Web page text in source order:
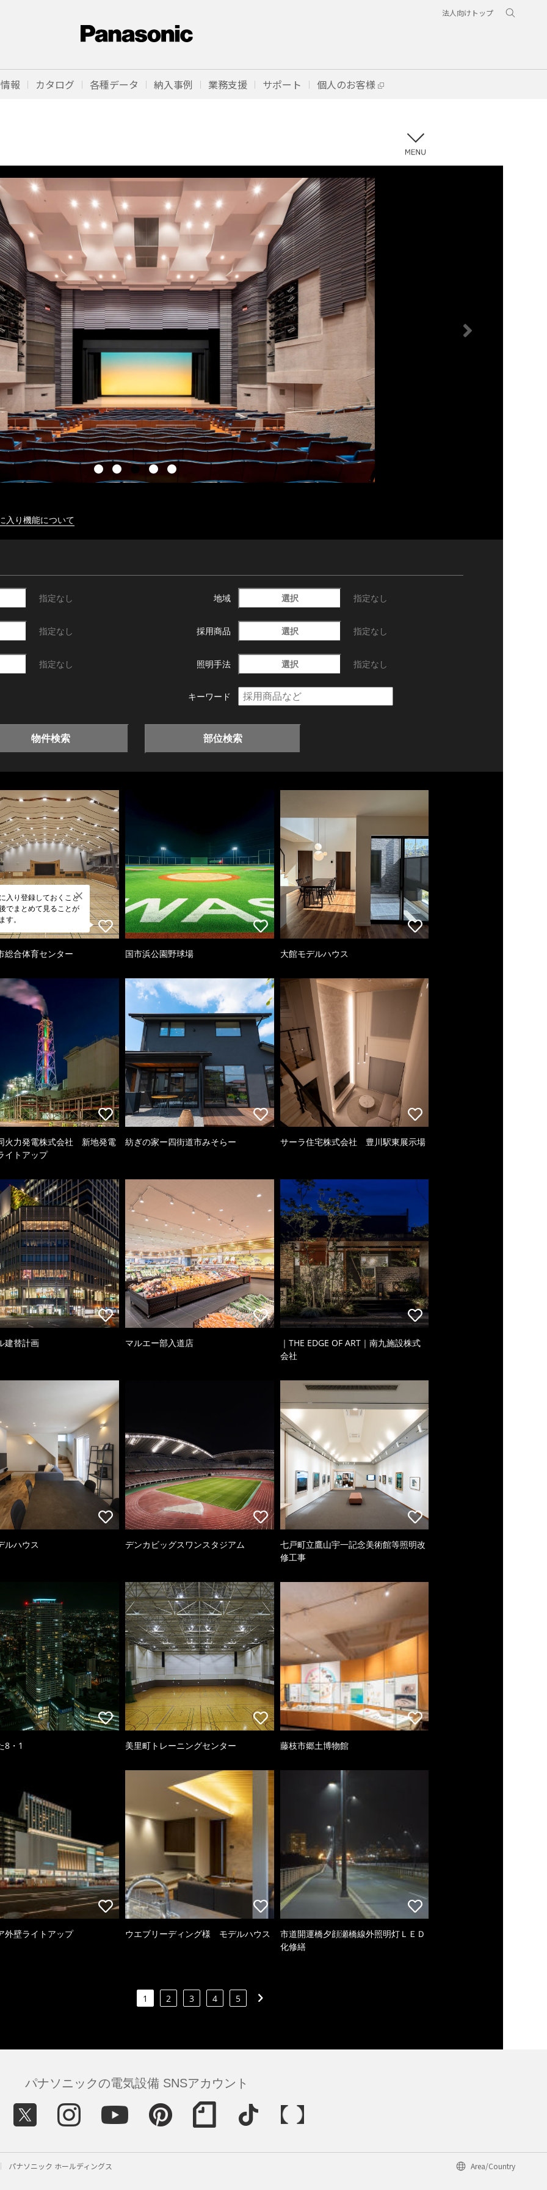
法人向けトップ
報 カタログ 各種データ 納入事例 業務支援 サポート 個人のお客様
入り機能について
指定なし 地域 選択 指定なし
指定なし 採用商品 選択 指定なし
指定なし 照明手法 選択 指定なし
キーワード
物件検索 部位検索
入り登録しておくこと
でまとめて見ることが
す。
総合体育センター 国市浜公園野球場 大館モデルハウス
火力発電株式会社 新地発電
イトアップ
紡ぎの家ー四街道市みそらー サーラ住宅株式会社 豊川駅東展示場
建替計画 マルエー部入道店
｜THE EDGE OF ART｜南九施設株式
会社
ルハウス デンカビッグスワンスタジアム
七戸町立鷹山宇一記念美術館等照明改
修工事
8・1 美里町トレーニングセンター 藤枝市郷土博物館
外壁ライトアップ ウエブリーディング様 モデルハウス
市道開運橋夕顔瀬橋線外照明灯ＬＥＤ
化修繕
1 2 3 4 5
パナソニックの電気設備 SNSアカウント
パナソニック ホールディングス Area/Country